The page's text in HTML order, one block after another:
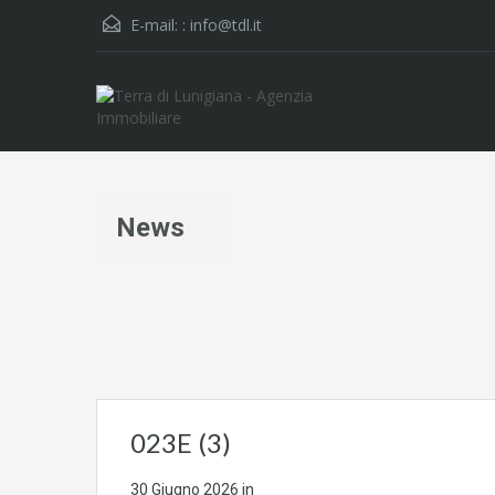
E-mail: : info@tdl.it
News
023E (3)
30 Giugno 2026 in